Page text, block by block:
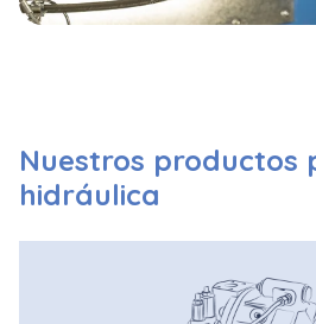
Nuestros productos
hidráulica